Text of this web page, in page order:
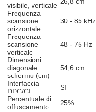
visibile, verticale
Frequenza
scansione
orizzontale
30 - 85 kHz
Frequenza
scansione
verticale
48 - 75 Hz
Dimensioni
diagonale
schermo (cm)
54,6 cm
Interfaccia
DDC/CI
Sì
Percentuale di
offuscamento
25%